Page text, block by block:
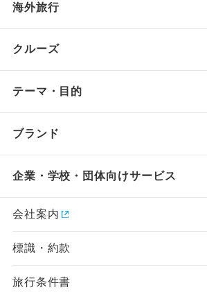
海外旅行
クルーズ
テーマ・目的
ブランド
企業・学校・団体向けサービス
会社案内
標識・約款
旅行条件書